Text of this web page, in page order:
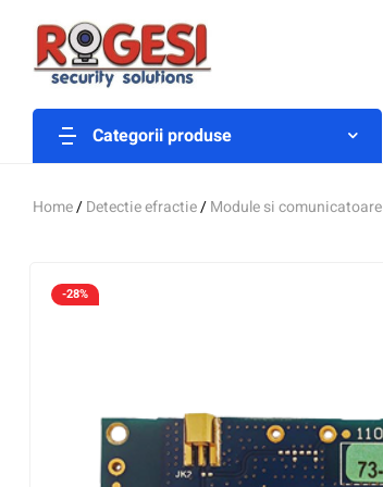
Categorii produse
Home/Detectie efractie/Module si comunicatoare
-28%